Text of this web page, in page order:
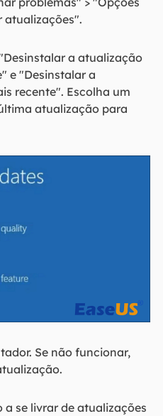
atualizações".
a atualização
e "Desinstalar a
recente". Escolha um
atualização para
Se não funcionar,
se livrar de atualizações